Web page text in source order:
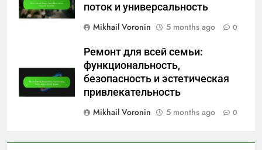
поток и универсальность
Mikhail Voronin
5 months ago 0
Ремонт для всей семьи:
функциональность,
безопасность и эстетическая
привлекательность
Mikhail Voronin
5 months ago 0